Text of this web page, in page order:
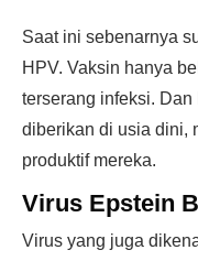
Saat ini sebenarnya
HPV. Vaksin hanya
terserang infeksi.
diberikan di usia dini,
produktif mereka.
Virus Epstein
Virus yang juga